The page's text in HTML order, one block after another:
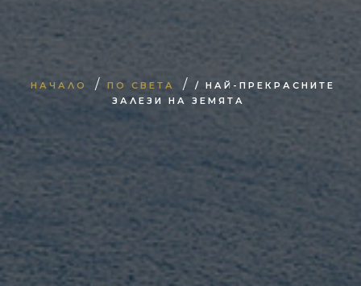
НАЧАЛО / ПО СВЕТА /
/ НАЙ-ПРЕКРАСНИТЕ
ЗАЛЕЗИ НА ЗЕМЯТА